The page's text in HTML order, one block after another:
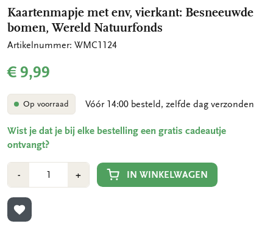
Kaartenmapje met env, vierkant: Besneeuwde
bomen, Wereld Natuurfonds
Artikelnummer: WMC1124
€ 9,99
Op voorraad Vóór 14:00 besteld, zelfde dag verzonden
Wist je dat je bij elke bestelling een gratis cadeautje
ontvangt?
-Min
1
+Plus
1
IN WINKELWAGEN
TOEVOEGEN AAN VERLANGLIJST